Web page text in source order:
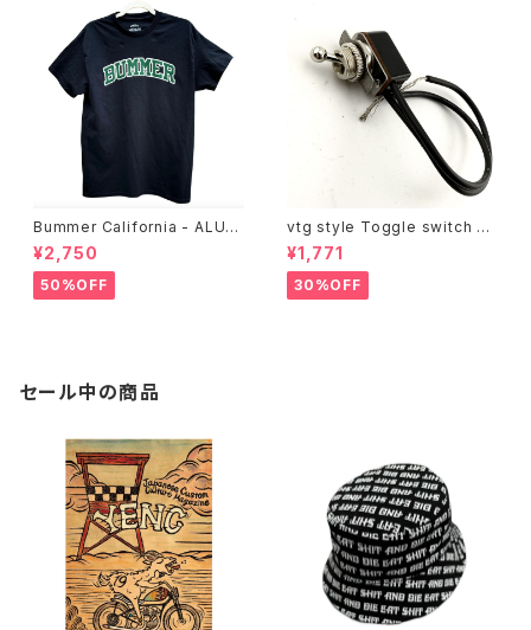
Bummer California - ALUM
T-SHIRT,black
¥2,750
50%OFF
vtg style Toggle switch on
-off
¥1,771
30%OFF
セール中の商品